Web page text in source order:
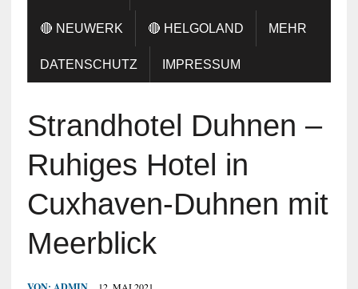
🔴 NEUWERK 🔴 HELGOLAND MEHR
DATENSCHUTZ IMPRESSUM
Strandhotel Duhnen –
Ruhiges Hotel in
Cuxhaven-Duhnen mit
Meerblick